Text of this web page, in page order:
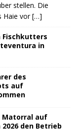
stellen. Die
Haie vor[…]
Fischkutters
in
des
auf
Matorral auf
den Betrieb